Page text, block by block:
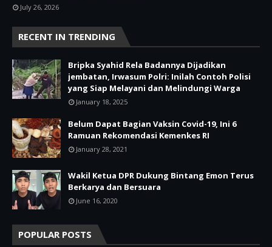
July 26, 2026
RECENT IN TRENDING
Bripka Syahid Rela Badannya Dijadikan
jembatan, Irwasum Polri: Inilah Contoh Polisi
yang Siap Melayani dan Melindungi Warga
January 18, 2025
Belum Dapat Bagian Vaksin Covid-19, Ini 6
Ramuan Rekomendasi Kemenkes RI
January 28, 2021
Wakil Ketua DPR Dukung Bintang Emon Terus
Berkarya dan Bersuara
June 16, 2020
POPULAR POSTS